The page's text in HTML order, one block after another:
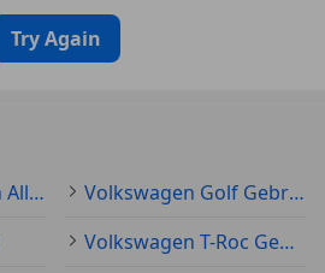
Try Again
Volkswagen Tiguan Allspace Gebraucht
Volkswagen Golf Gebraucht
Volkswagen T-Roc Gebraucht